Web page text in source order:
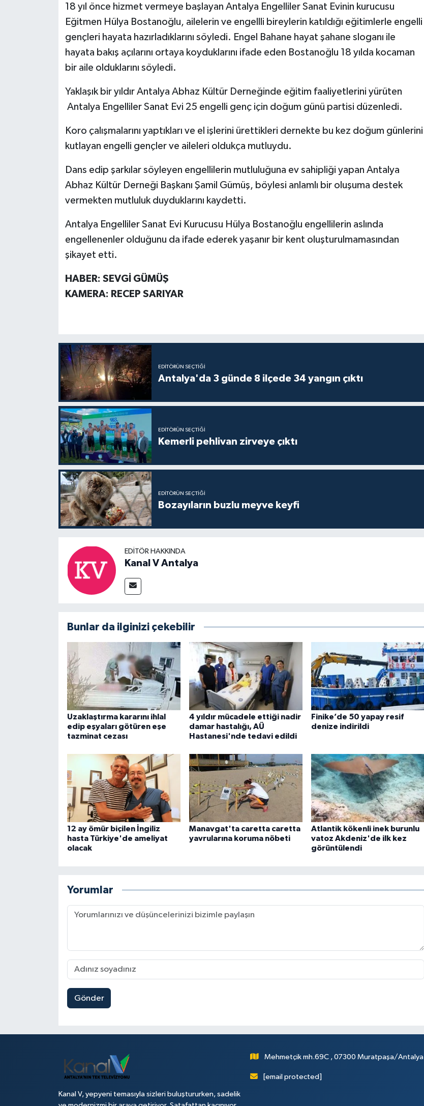
18 yıl önce hizmet vermeye başlayan Antalya Engelliler Sanat Evinin kurucusu
Eğitmen Hülya Bostanoğlu, ailelerin ve engellli bireylerin katıldığı eğitimlerle engelli
gençleri hayata hazırladıklarını söyledi. Engel Bahane hayat şahane sloganı ile
hayata bakış açılarını ortaya koyduklarını ifade eden Bostanoğlu 18 yılda kocaman
bir aile olduklarını söyledi.
Yaklaşık bir yıldır Antalya Abhaz Kültür Derneğinde eğitim faaliyetlerini yürüten
Antalya Engelliler Sanat Evi 25 engelli genç için doğum günü partisi düzenledi.
Koro çalışmalarını yaptıkları ve el işlerini ürettikleri dernekte bu kez doğum günlerini
kutlayan engelli gençler ve aileleri oldukça mutluydu.
Dans edip şarkılar söyleyen engellilerin mutluluğuna ev sahipliği yapan Antalya
Abhaz Kültür Derneği Başkanı Şamil Gümüş, böylesi anlamlı bir oluşuma destek
vermekten mutluluk duyduklarını kaydetti.
Antalya Engelliler Sanat Evi Kurucusu Hülya Bostanoğlu engellilerin aslında
engellenenler olduğunu da ifade ederek yaşanır bir kent oluşturulmamasından
şikayet etti.
HABER: SEVGİ GÜMÜŞ
KAMERA: RECEP SARIYAR
EDITÖRÜN SEÇTIĞI
Antalya'da 3 günde 8 ilçede 34 yangın çıktı
EDITÖRÜN SEÇTIĞI
Kemerli pehlivan zirveye çıktı
EDITÖRÜN SEÇTIĞI
Bozayıların buzlu meyve keyfi
EDITÖR HAKKINDA
Kanal V Antalya
Bunlar da ilginizi çekebilir
Uzaklaştırma kararını ihlal
edip eşyaları götüren eşe
tazminat cezası
4 yıldır mücadele ettiği nadir
damar hastalığı, AÜ
Hastanesi'nde tedavi edildi
Finike’de 50 yapay resif
denize indirildi
12 ay ömür biçilen İngiliz
hasta Türkiye'de ameliyat
olacak
Manavgat'ta caretta caretta
yavrularına koruma nöbeti
Atlantik kökenli inek burunlu
vatoz Akdeniz'de ilk kez
görüntülendi
Yorumlar
Gönder
Kanal V, yepyeni temasıyla sizleri buluştururken, sadelik
Mehmetçik mh.69C , 07300 Muratpaşa/Antalya
[email protected]
Televizyon